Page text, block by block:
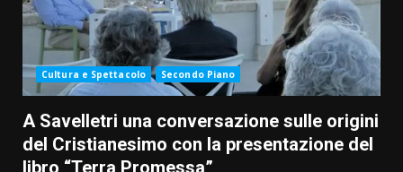
Cultura e Spettacolo Secondo Piano
A Savelletri una conversazione sulle origini
del Cristianesimo con la presentazione del